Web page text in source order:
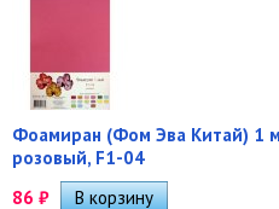
Фоамиран (Фом Эва Китай) 1
розовый, F1-04
86 ₽